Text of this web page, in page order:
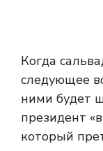
Когда
следующее
ними будет
президент
который